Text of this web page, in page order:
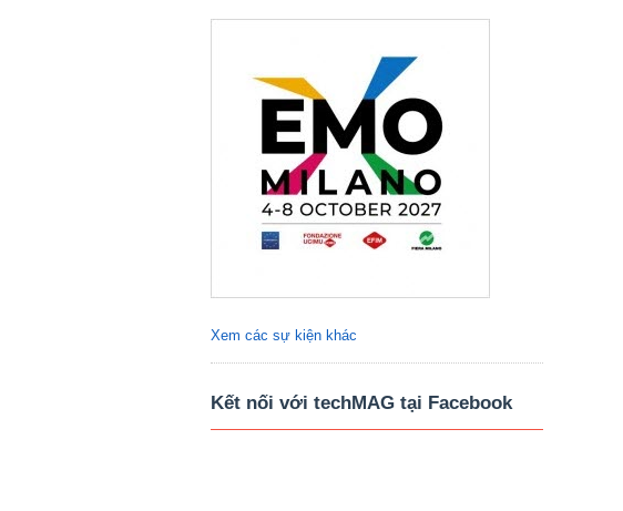
Xem các sự kiện khác
Kết nối với techMAG tại Facebook